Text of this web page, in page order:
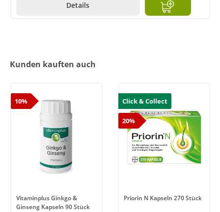
Details
Kunden kauften auch
10%
Vitaminplus Ginkgo &
Ginseng Kapseln 90 Stück
Click & Collect
20%
Priorin N Kapseln 270 Stück